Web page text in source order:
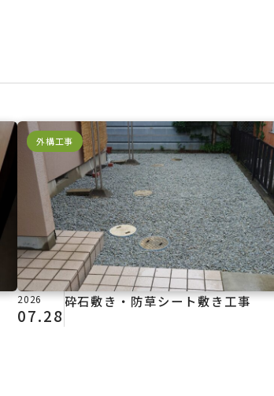
外構工事
2026
07.28
砕石敷き・防草シート敷き工事